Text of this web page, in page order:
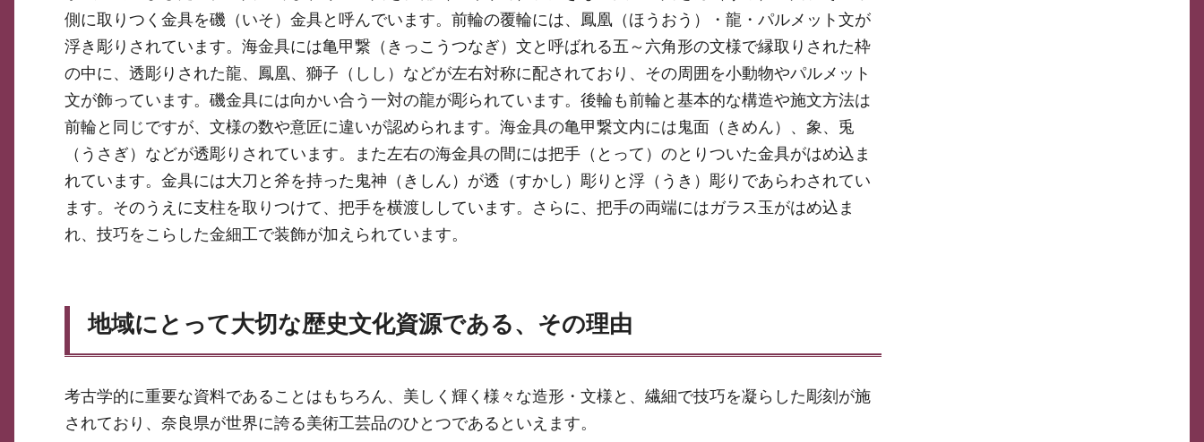
側に取りつく金具を磯（いそ）金具と呼んでいます。前輪の覆輪には、鳳凰（ほうおう）・龍・パルメット文が
浮き彫りされています。海金具には亀甲繋（きっこうつなぎ）文と呼ばれる五～六角形の文様で縁取りされた枠
の中に、透彫りされた龍、鳳凰、獅子（しし）などが左右対称に配されており、その周囲を小動物やパルメット
文が飾っています。磯金具には向かい合う一対の龍が彫られています。後輪も前輪と基本的な構造や施文方法は
前輪と同じですが、文様の数や意匠に違いが認められます。海金具の亀甲繋文内には鬼面（きめん）、象、兎
（うさぎ）などが透彫りされています。また左右の海金具の間には把手（とって）のとりついた金具がはめ込ま
れています。金具には大刀と斧を持った鬼神（きしん）が透（すかし）彫りと浮（うき）彫りであらわされてい
ます。そのうえに支柱を取りつけて、把手を横渡ししています。さらに、把手の両端にはガラス玉がはめ込ま
れ、技巧をこらした金細工で装飾が加えられています。
地域にとって大切な歴史文化資源である、その理由
考古学的に重要な資料であることはもちろん、美しく輝く様々な造形・文様と、繊細で技巧を凝らした彫刻が施
されており、奈良県が世界に誇る美術工芸品のひとつであるといえます。